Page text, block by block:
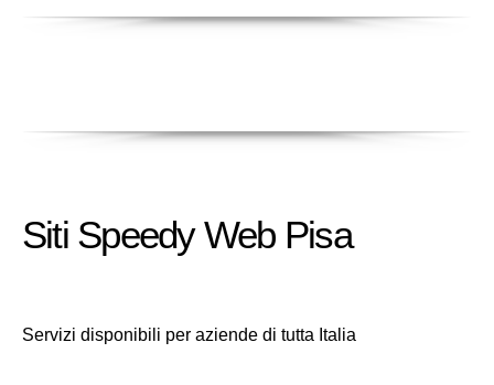
Siti Speedy Web Pisa
Servizi disponibili per aziende di tutta Italia